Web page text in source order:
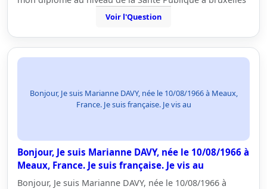
Voir l'Question
Bonjour, Je suis Marianne DAVY, née le 10/08/1966 à Meaux,
France. Je suis française. Je vis au
Bonjour, Je suis Marianne DAVY, née le 10/08/1966 à
Meaux, France. Je suis française. Je vis au
Bonjour, Je suis Marianne DAVY, née le 10/08/1966 à